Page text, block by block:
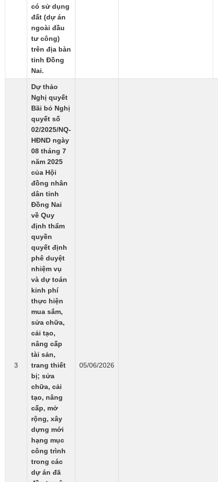
có sử dụng
đất (dự án
ngoài đầu
tư công)
trên địa bàn
tỉnh Đồng
Nai.
3
Dự thảo
Nghị quyết
Bãi bỏ Nghị
quyết số
02/2025/NQ-
HĐND ngày
08 tháng 7
năm 2025
của Hội
đồng nhân
dân tỉnh
Đồng Nai
về Quy
định thẩm
quyền
quyết định
phê duyệt
nhiệm vụ
và dự toán
kinh phí
thực hiện
mua sắm,
sửa chữa,
cải tạo,
nâng cấp
tài sản,
trang thiết
bị; sửa
chữa, cải
tạo, nâng
cấp, mở
rộng, xây
dựng mới
hạng mục
công trình
trong các
dự án đã
05/06/2026